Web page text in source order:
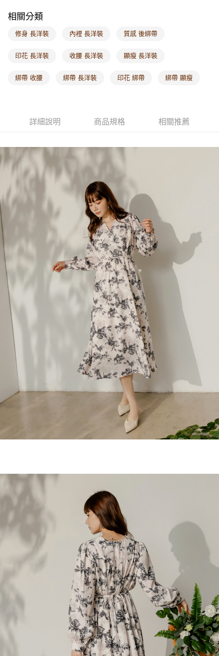
海外配送-歐美地區
相關分類
修身 長洋裝 內裡 長洋裝 質感 後綁帶
印花 長洋裝 收腰 長洋裝 顯瘦 長洋裝
綁帶 收腰 綁帶 長洋裝 印花 綁帶 綁帶 顯瘦
詳細說明 商品規格 相關推薦